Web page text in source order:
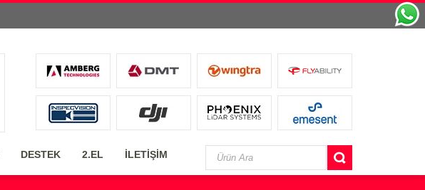
DESTEK 2.EL İLETİŞİM